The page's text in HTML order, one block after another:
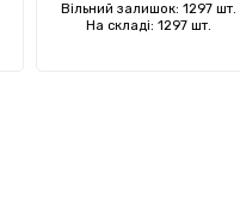
Вільний залишок: 1297 шт.
На складі: 1297 шт.